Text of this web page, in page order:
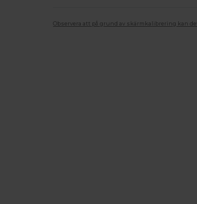
Observera att på grund av skärmkalibrering kan